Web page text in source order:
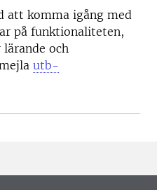
att komma igång med
på funktionaliteten,
och
utb-